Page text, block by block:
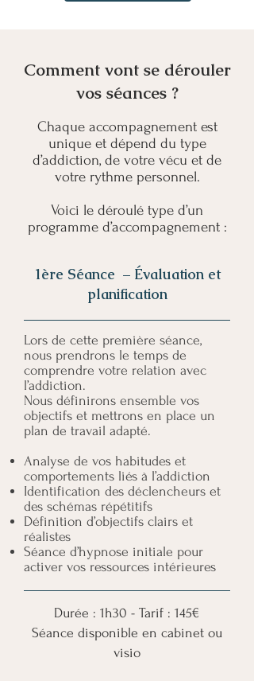
Comment vont se dérouler
vos séances ?
Chaque accompagnement est
unique et dépend du type
d’addiction, de votre vécu et de
votre rythme personnel.
Voici le déroulé type d’un
programme d’accompagnement :
1ère Séance – Évaluation et
planification
Lors de cette première séance,
nous prendrons le temps de
comprendre votre relation avec
l’addiction.
Nous définirons ensemble vos
objectifs et mettrons en place un
plan de travail adapté.
Analyse de vos habitudes et
comportements liés à l’addiction
Identification des déclencheurs et
des schémas répétitifs
Définition d’objectifs clairs et
réalistes
Séance d’hypnose initiale pour
activer vos ressources intérieures
Durée : 1h30 - Tarif : 145€
Séance disponible en cabinet ou
visio